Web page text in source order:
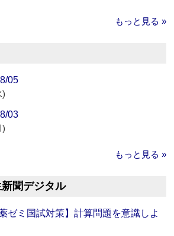
もっと見る »
05
)
03
)
もっと見る »
聞デジタル
薬ゼミ国試対策】計算問題を意識しよ